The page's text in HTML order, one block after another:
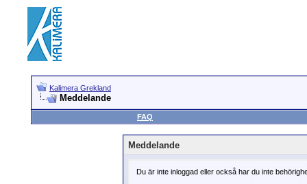
Kalimera Grekland
Meddelande
FAQ
Meddelande
Du är inte inloggad eller också har du inte